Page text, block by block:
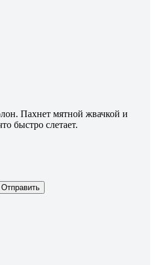
Пахнет мятной жвачкой и
быстро слетает.
Отправить